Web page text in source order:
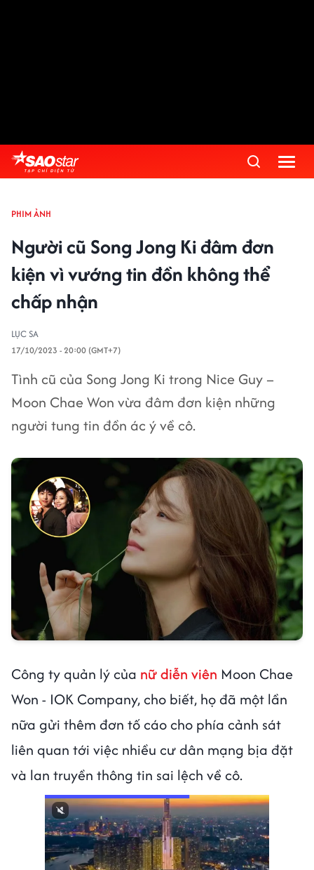
PHIM ẢNH
Người cũ Song Jong Ki đâm đơn
kiện vì vướng tin đồn không thể
chấp nhận
LỤC SA
17/10/2023 - 20:00 (GMT+7)
Tình cũ của Song Jong Ki trong Nice Guy –
Moon Chae Won vừa đâm đơn kiện những
người tung tin đồn ác ý về cô.
Công ty quản lý của nữ diễn viên Moon Chae
Won - IOK Company, cho biết, họ đã một lần
nữa gửi thêm đơn tố cáo cho phía cảnh sát
liên quan tới việc nhiều cư dân mạng bịa đặt
và lan truyền thông tin sai lệch về cô.